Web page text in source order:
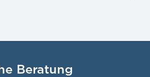
Beratung